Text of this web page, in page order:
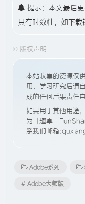
提示：本文最后
具有时效性，如下
© 版权声明
本站收集的资源仅
用，学习研究后请
成的任何后果责任自
如果用于其他用途
为「趣享
系我们邮箱
Adobe系列
# Adobe大师版